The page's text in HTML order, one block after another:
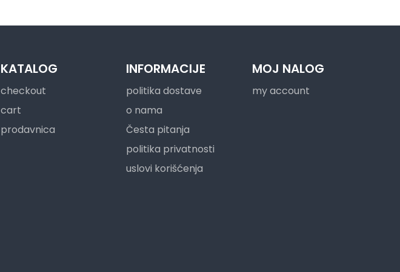
KATALOG
checkout
cart
prodavnica
INFORMACIJE
politika dostave
o nama
Česta pitanja
politika privatnosti
uslovi korišćenja
MOJ NALOG
my account